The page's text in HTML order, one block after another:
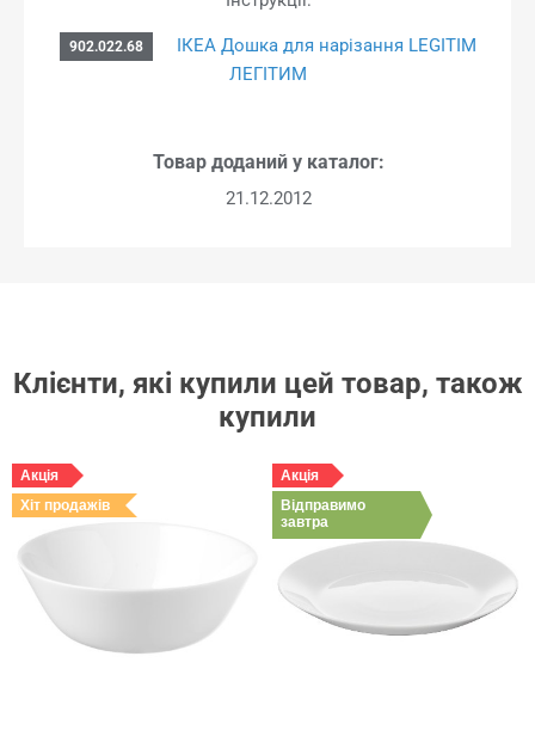
902.022.68
ІКЕА Дошка для нарізання LEGITIM
ЛЕГІТИМ
Товар доданий у каталог:
21.12.2012
Клієнти, які купили цей товар, також
купили
Акція
Хіт продажів
Акція
Відправимо
завтра